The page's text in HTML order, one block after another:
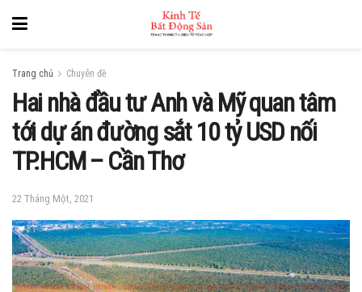
Trang chủ Chuyên đề
Hai nhà đầu tư Anh và Mỹ quan tâm
tới dự án đường sắt 10 tỷ USD nối
TP.HCM – Cần Thơ
22 Tháng Một, 2021